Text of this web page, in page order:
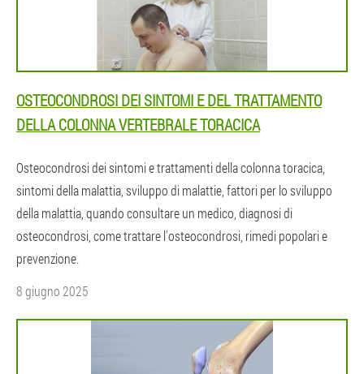
OSTEOCONDROSI DEI SINTOMI E DEL TRATTAMENTO
DELLA COLONNA VERTEBRALE TORACICA
Osteocondrosi dei sintomi e trattamenti della colonna toracica,
sintomi della malattia, sviluppo di malattie, fattori per lo sviluppo
della malattia, quando consultare un medico, diagnosi di
osteocondrosi, come trattare l'osteocondrosi, rimedi popolari e
prevenzione.
8 giugno 2025